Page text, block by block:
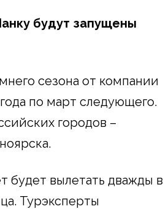
будут запущены
сезона от компании
по март следующего.
городов –
вылетать дважды в
Турэксперты